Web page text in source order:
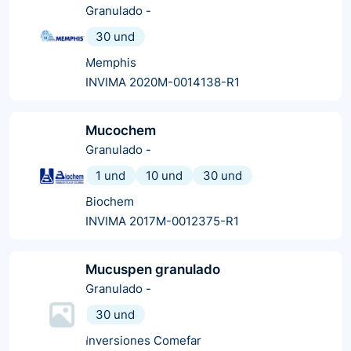
Granulado -
30 und
Memphis
INVIMA 2020M-0014138-R1
Mucochem
Granulado -
1 und
10 und
30 und
Biochem
INVIMA 2017M-0012375-R1
Mucuspen granulado
Granulado -
30 und
Inversiones Comefar